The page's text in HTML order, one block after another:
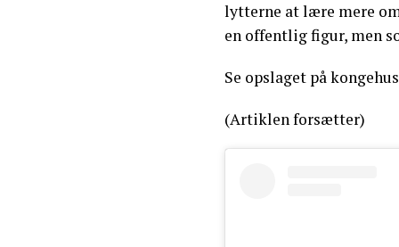
lytterne at lære mere
en offentlig figur, men
Se opslaget på
(Artiklen forsætter)